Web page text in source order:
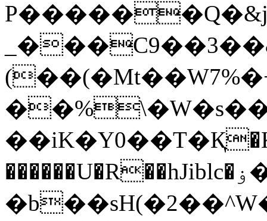
������U�R��hJiblc�ۏ��r�NSӪ:���^�^ܪ�Ƣ�}U�`!